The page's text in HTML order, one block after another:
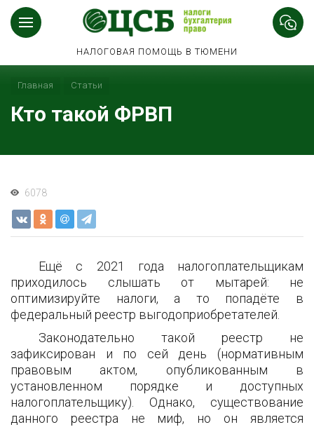
НАЛОГОВАЯ ПОМОЩЬ В ТЮМЕНИ
Главная Статьи
Кто такой ФРВП
6078
Ещё с 2021 года налогоплательщикам
приходилось слышать от мытарей: не
оптимизируйте налоги, а то попадёте в
федеральный реестр выгодоприобретателей.
Законодательно такой реестр не
зафиксирован и по сей день (нормативным
правовым актом, опубликованным в
установленном порядке и доступных
налогоплательщику). Однако, существование
данного реестра не миф, но он является